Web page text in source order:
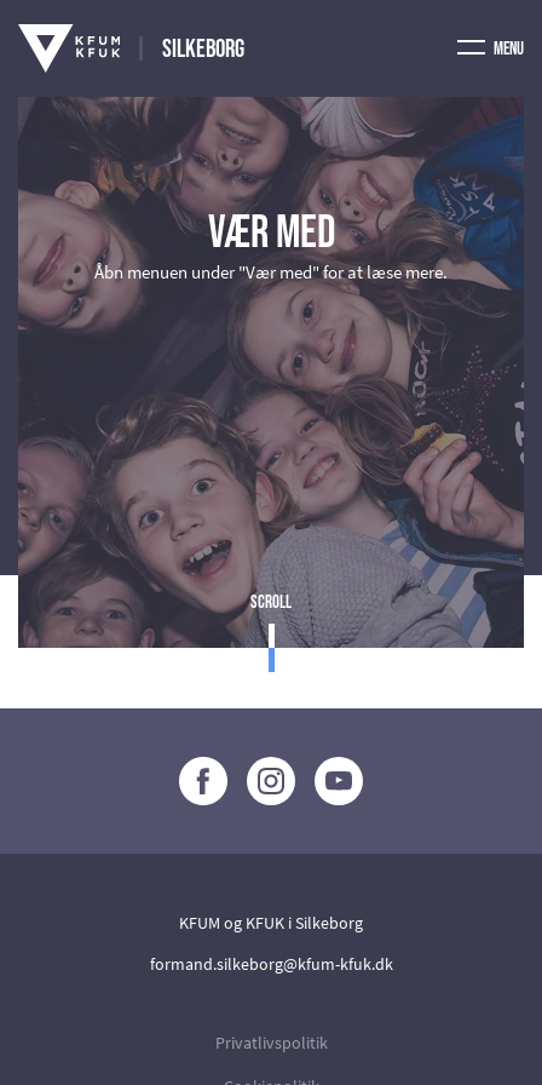
Silkeborg Menu
Vær med
Åbn menuen under "Vær med" for at læse mere.
Scroll
KFUM og KFUK i Silkeborg
formand.silkeborg@kfum-kfuk.dk
Privatlivspolitik